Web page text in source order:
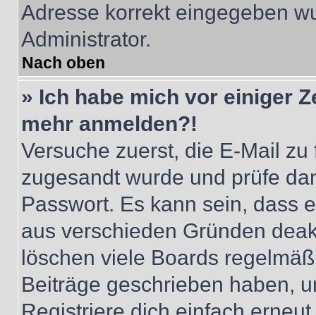
Adresse korrekt eingegeben
Administrator.
Nach oben
» Ich habe mich vor einiger
mehr anmelden?!
Versuche zuerst, die E-Mail
zugesandt wurde und prüfe
Passwort. Es kann sein, dass
aus verschieden Gründen
löschen viele Boards
Beiträge geschrieben haben,